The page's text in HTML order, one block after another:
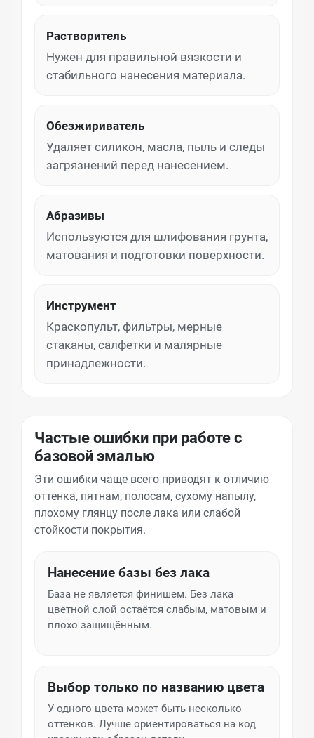
Растворитель
Нужен для правильной вязкости и
стабильного нанесения материала.
Обезжириватель
Удаляет силикон, масла, пыль и следы
загрязнений перед нанесением.
Абразивы
Используются для шлифования грунта,
матования и подготовки поверхности.
Инструмент
Краскопульт, фильтры, мерные
стаканы, салфетки и малярные
принадлежности.
Частые ошибки при работе с
базовой эмалью
Эти ошибки чаще всего приводят к отличию
оттенка, пятнам, полосам, сухому напылу,
плохому глянцу после лака или слабой
стойкости покрытия.
Нанесение базы без лака
База не является финишем. Без лака
цветной слой остаётся слабым, матовым и
плохо защищённым.
Выбор только по названию цвета
У одного цвета может быть несколько
оттенков. Лучше ориентироваться на код